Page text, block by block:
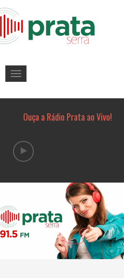
Toggle
navigation
Ouça a Rádio Prata ao Vivo!